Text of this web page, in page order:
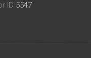
ID 5547